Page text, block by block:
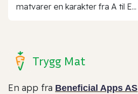
matvarer en karakter fra A til E...
Trygg Mat
En app fra Beneficial Apps AS